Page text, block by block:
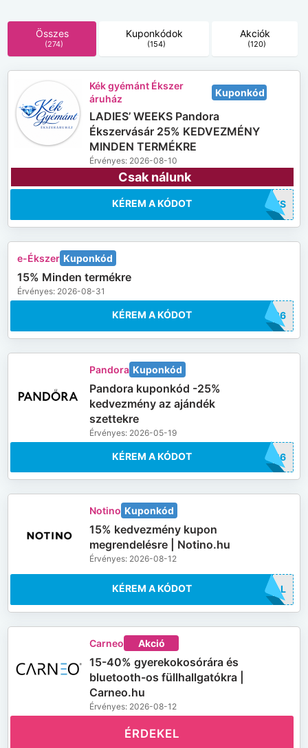
Összes
(274)
Kuponkódok
(154)
Akciók
(120)
Kék gyémánt Ékszer
áruház
Kuponkód
LADIES’ WEEKS Pandora
Ékszervásár 25% KEDVEZMÉNY
MINDEN TERMÉKRE
Érvényes: 2026-08-10
Csak nálunk
ADYS
KÉREM A KÓDOT
e-Ékszer Kuponkód
15% Minden termékre
Érvényes: 2026-08-31
2026
KÉREM A KÓDOT
Pandora Kuponkód
Pandora kuponkód -25%
kedvezmény az ajándék
szettekre
Érvényes: 2026-05-19
TT26
KÉREM A KÓDOT
Notino Kuponkód
15% kedvezmény kupon
megrendelésre | Notino.hu
Érvényes: 2026-08-12
ALL
KÉREM A KÓDOT
Carneo Akció
15-40% gyerekokosórára és
bluetooth-os füllhallgatókra |
Carneo.hu
Érvényes: 2026-08-12
ÉRDEKEL